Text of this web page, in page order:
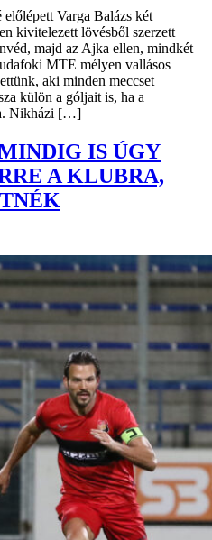
Varga Balázs két
kivitelezett lövésből szerzett
majd az Ajka ellen, mindkét
MTE mélyen vallásos
aki minden meccset
külön a góljait is, ha a
Nikházi […]
IS ÚGY
A KLUBRA,